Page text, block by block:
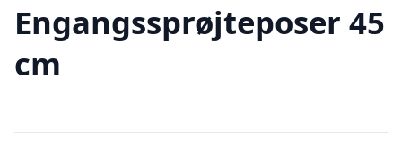
Engangssprøjteposer 45
cm